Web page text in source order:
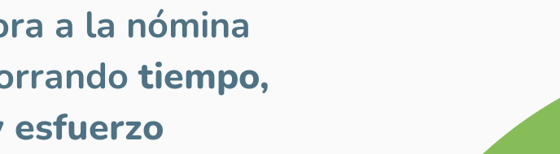
a la nómina
tiempo,
esfuerzo